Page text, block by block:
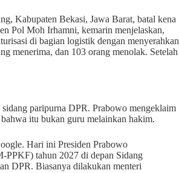
Kabupaten Bekasi, Jawa Barat, batal kena
Pol Moh Irhamni, kemarin menjelaskan,
di bagian logistik dengan menyerahkan
menerima, dan 103 orang menolak. Setelah
paripurna DPR. Prabowo mengeklaim
itu bukan guru melainkan hakim.
Hari ini Presiden Prabowo
tahun 2027 di depan Sidang
DPR. Biasanya dilakukan menteri